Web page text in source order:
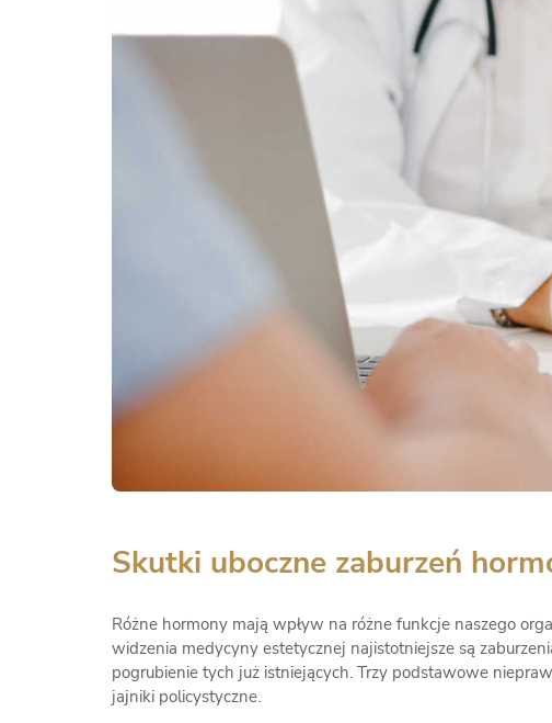
Skutki uboczne zaburzeń
Różne hormony mają wpływ na różne funkcje naszego
widzenia medycyny estetycznej najistotniejsze są
pogrubienie tych już istniejących. Trzy podstawowe
jajniki policystyczne.